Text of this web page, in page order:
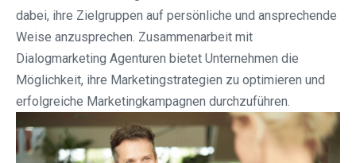
dabei, ihre Zielgruppen auf persönliche und ansprechende
Weise anzusprechen. Zusammenarbeit mit
Dialogmarketing Agenturen bietet Unternehmen die
Möglichkeit, ihre Marketingstrategien zu optimieren und
erfolgreiche Marketingkampagnen durchzuführen.